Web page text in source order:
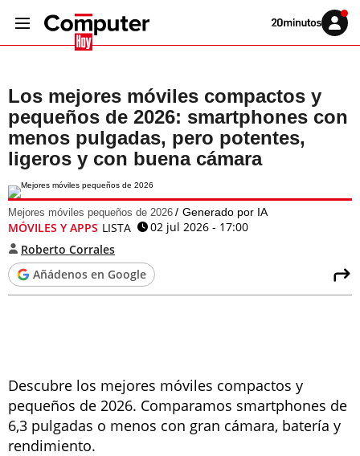
Volver
Iniciar
sesión
Los mejores móviles compactos y
pequeños de 2026: smartphones con
menos pulgadas, pero potentes,
ligeros y con buena cámara
Mejores móviles pequeños de 2026 Generado por IA
MÓVILES Y APPS LISTA
02 jul 2026 - 17:00
Roberto Corrales
Añádenos en Google
Descubre los mejores móviles compactos y
pequeños de 2026. Comparamos smartphones de
6,3 pulgadas o menos con gran cámara, batería y
rendimiento.